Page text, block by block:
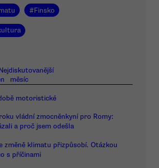
#Finsko
měsíc
motoristické
vládní zmocněnkyní pro Romy:
a proč jsem odešla
změně klimatu přizpůsobí. Otázkou
s příčinami